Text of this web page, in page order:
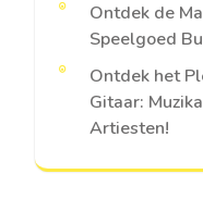
Ontdek de
Speelgoed
Ontdek het
Gitaar:
Artiesten!